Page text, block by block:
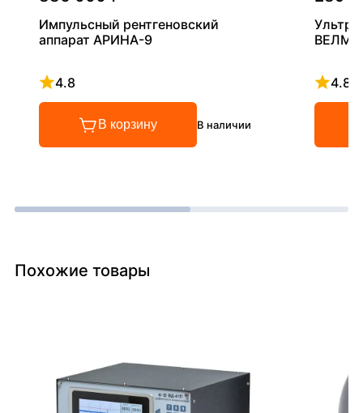
Импульсный рентгеновский
аппарат АРИНА-9
4.8
Рейтинг 4.8 из 5
В корзину В наличии
4.8
Похожие товары